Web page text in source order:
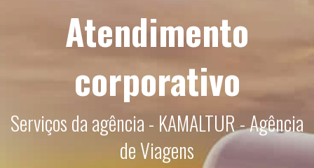
Atendimento
corporativo
Serviços da agência - KAMALTUR - Agência
de Viagens